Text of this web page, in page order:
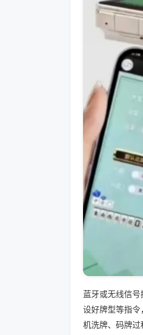
蓝牙或无线信
设好牌型等指
机洗牌、码牌过